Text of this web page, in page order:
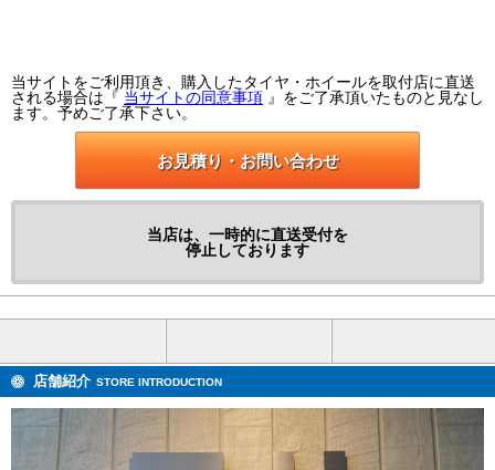
当サイトをご利用頂き、購入したタイヤ・ホイールを取付店に直送
される場合は『 当サイトの同意事項 』をご了承頂いたものと見なし
ます。予めご了承下さい。
お見積り・お問い合わせ
当店は、一時的に直送受付を
停止しております
店舗紹介 STORE INTRODUCTION